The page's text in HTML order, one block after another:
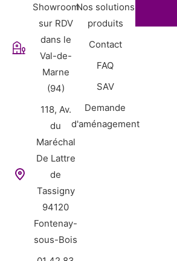
Showroom
sur RDV
dans le
Val-de-
Marne
(94)
118, Av.
du
Maréchal
De Lattre
de
Tassigny
94120
Fontenay-
sous-Bois
Nos solutions
produits
Contact
FAQ
SAV
Demande
d'aménagement